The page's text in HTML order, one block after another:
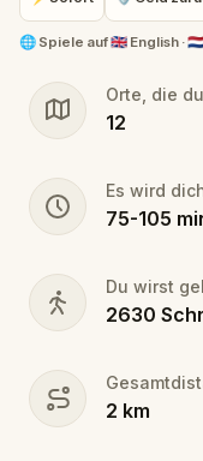
city something
encounter: a
Experience the
that remains
🌐 Spiele auf🇬🇧 English ·
Orte, die
12
Es wird
75-105
Du wirst
2630
2 km